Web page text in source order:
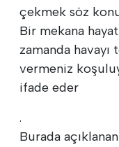
çekmek söz
Bir mekana
zamanda havayı
vermeniz
ifade eder
.
Burada